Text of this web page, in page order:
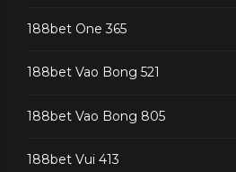
188bet One 365
188bet Vao Bong 521
188bet Vao Bong 805
188bet Vui 413